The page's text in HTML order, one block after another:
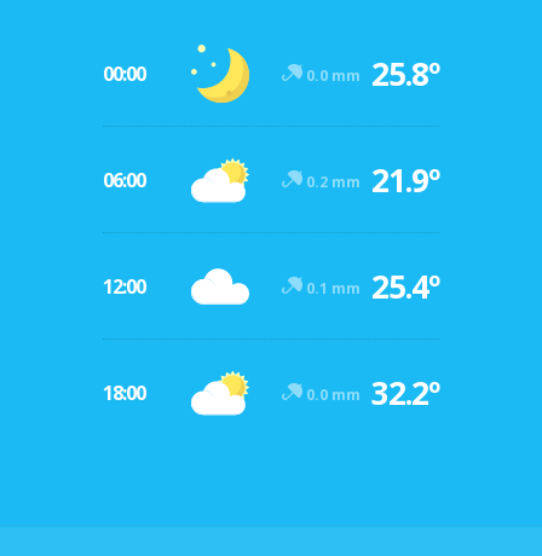
00:00 0.0 mm 25.8º
06:00 0.2 mm 21.9º
12:00 0.1 mm 25.4º
18:00 0.0 mm 32.2º